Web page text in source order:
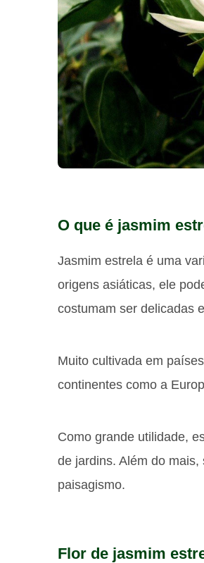
O que é jasmim
Jasmim estrela é uma
origens asiáticas, ele
costumam ser delicadas
Muito cultivada em
continentes como a
Como grande utilidade,
de jardins. Além do
paisagismo.
Flor de jasmim